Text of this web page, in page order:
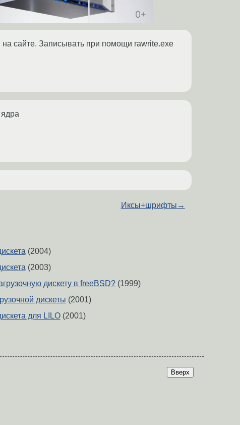
на сайте. Записывать при помощи rawrite.exe
Иксы+шрифты →
(2004)
(2003)
дискету в freeBSD?(1999)
дискеты (2001)
для LILO(2001)
Вверх